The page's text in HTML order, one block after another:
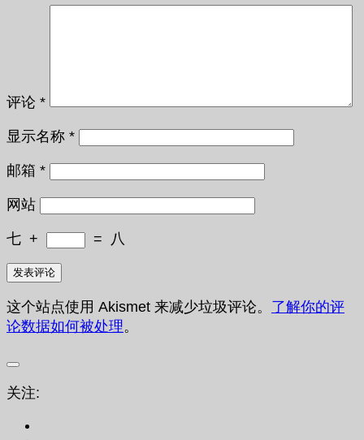
评论 *
显示名称 *
邮箱 *
网站
七 + = 八
这个站点使用 Akismet 来减少垃圾评论。 了解你的评
论数据如何被处理。
关注: